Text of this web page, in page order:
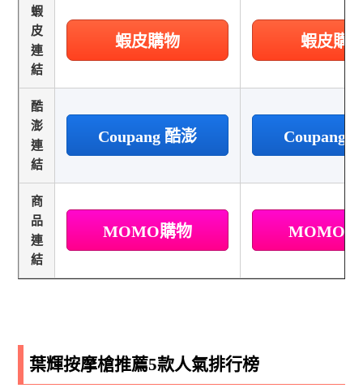
蝦
皮
連
結
蝦皮購物 蝦皮購
酷
澎
連
結
Coupang 酷澎 Coupang
商
品
連
結
MOMO購物 MOMO
葉輝按摩槍推薦5款人氣排行榜